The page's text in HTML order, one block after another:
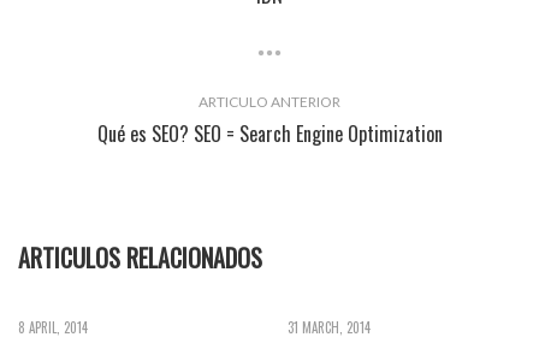
ARTICULO ANTERIOR
Qué es SEO? SEO = Search Engine Optimization
ARTICULOS RELACIONADOS
8 APRIL, 2014 31 MARCH, 2014